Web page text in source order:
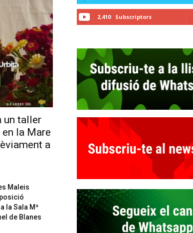
un taller
la Mare
a
Maleis
la Sala Mª
de Blanes
2,410 Subscriptors